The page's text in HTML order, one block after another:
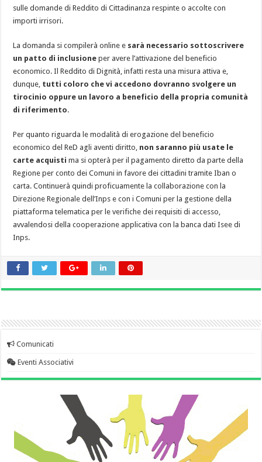
sulle domande di Reddito di Cittadinanza respinte o accolte con
importi irrisori.
La domanda si compilerà online e sarà necessario sottoscrivere
un patto di inclusione per avere l’attivazione del beneficio
economico. Il Reddito di Dignità, infatti resta una misura attiva e,
dunque, tutti coloro che vi accedono dovranno svolgere un
tirocinio oppure un lavoro a beneficio della propria comunità
di riferimento.
Per quanto riguarda le modalità di erogazione del beneficio
economico del ReD agli aventi diritto, non saranno più usate le
carte acquisti ma si opterà per il pagamento diretto da parte della
Regione per conto dei Comuni in favore dei cittadini tramite Iban o
carta. Continuerà quindi proficuamente la collaborazione con la
Direzione Regionale dell’Inps e con i Comuni per la gestione della
piattaforma telematica per le verifiche dei requisiti di accesso,
avvalendosi della cooperazione applicativa con la banca dati Isee di
Inps.
Comunicati
Eventi Associativi